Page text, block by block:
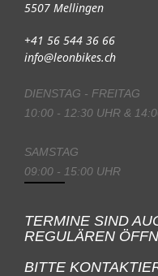
5507 Mellingen
+41 56 544 36 66
info@leonbikes.ch
DIENSTAG - FREITAG
10:00 - 12:30 UHR &
SAMSTAG
09:00 - 15:00 UHR
TERMINE SIND
REGULÄREN
BITTE